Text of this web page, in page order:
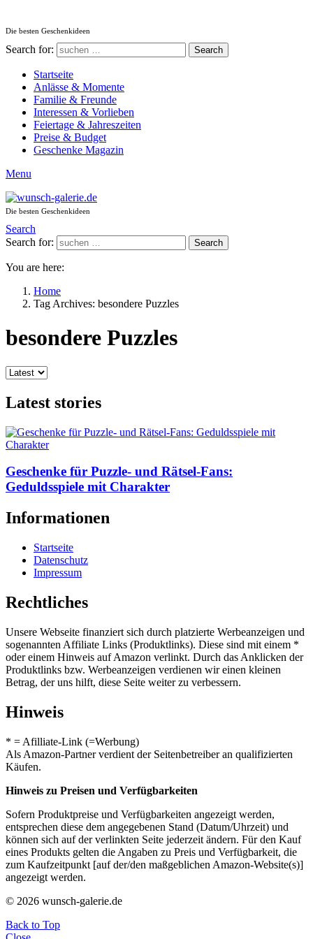
Die besten Geschenkideen
Search for: Search
Startseite
Anlässe & Momente
Familie & Freunde
Interessen & Vorlieben
Feiertage & Jahreszeiten
Preise & Budget
Geschenke Magazin
Menu
Die besten Geschenkideen
Search
Search for:
Search
You are here:
Home
Tag Archives: besondere Puzzles
besondere Puzzles
Latest stories
Geschenke für Puzzle- und Rätsel-Fans:
Geduldsspiele mit Charakter
Informationen
Startseite
Datenschutz
Impressum
Rechtliches
Unsere Webseite finanziert sich durch platzierte Werbeanzeigen und
sogenannten Affiliate Links (Produktlinks). Diese sind mit einem *
oder einem Hinweis auf Amazon verlinkt. Durch das Anklicken der
Produktlinks bzw. Werbeanzeigen verdienen wir einen kleinen
Betrag, der uns hilft, diese Seite weiter zu verbessern.
Hinweis
* = Afilliate-Link (=Werbung)
Als Amazon-Partner verdient der Seitenbetreiber an qualifizierten
Käufen.
Hinweis zu Preisen und Verfügbarkeiten
Sofern Produktpreise und Verfügbarkeiten angezeigt werden,
entsprechen diese dem angegebenen Stand (Datum/Uhrzeit) und
können sich auf der verlinkten Seite jederzeit ändern. Für den Kauf
eines Produkts gelten die Angaben zu Preis und Verfügbarkeit, die
zum Kaufzeitpunkt [auf der/den maßgeblichen Amazon-Website(s)]
angezeigt werden.
© 2026 wunsch-galerie.de
Back to Top